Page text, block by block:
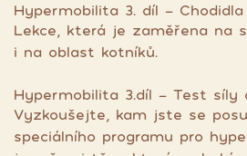
Hypermobilita 3. díl -
Lekce, která je zaměřena na
i na oblast kotníků.
Hypermobilita 3.díl - Test síly
Vyzkoušejte, kam jste se
speciálního programu pro